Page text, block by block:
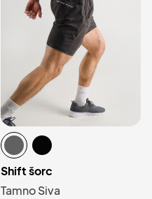
Shift šorc
Tamno Siva